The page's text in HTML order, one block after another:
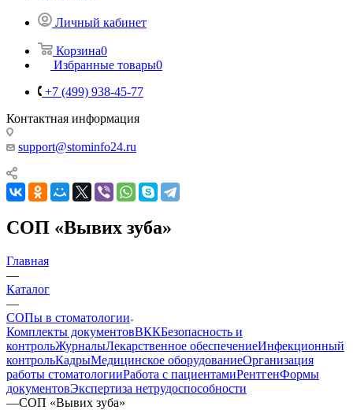
Личный кабинет
Корзина0
Избранные товары0
+7 (499) 938-45-77
Контактная информация
support@stominfo24.ru
СОП «Вывих зуба»
Главная
—
Каталог
—
СОПы в стоматологии
Комплекты документовВККБезопасность и
контрольЖурналыЛекарственное обеспечениеИнфекционный
контрольКадрыМедицинское оборудованиеОрганизация
работы стоматологииРабота с пациентамиРентгенФормы
документовЭкспертиза нетрудоспособности
—СОП «Вывих зуба»